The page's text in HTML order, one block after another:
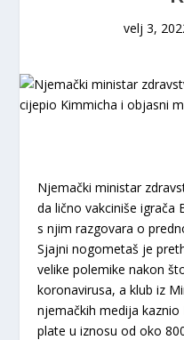
velj 3,
Njemački ministar
da lično vakciniše igrača
s njim razgovara o
Sjajni nogometaš je
velike polemike nakon
koronavirusa, a klub iz
njemačkih medija
plate u iznosu od oko